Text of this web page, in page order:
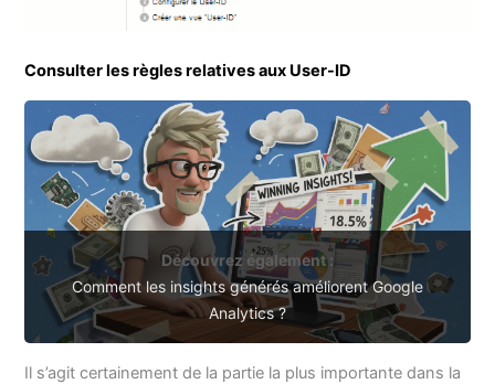
Consulter les règles relatives aux User-ID
Découvrez également :
Comment les insights générés améliorent Google
Analytics ?
Il s’agit certainement de la partie la plus importante dans la